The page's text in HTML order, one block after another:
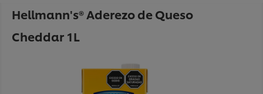
Hellmann's® Aderezo de Queso
Cheddar 1L